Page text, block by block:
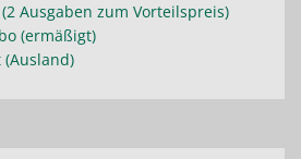
Ausgaben zum Vorteilspreis)
(ermäßigt)
(Ausland)